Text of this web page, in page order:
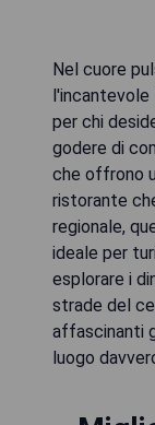
Nel cuore
per chi
godere di
che offrono
ristorante
regionale,
ideale per
esplorare i
strade del
affascinanti
luogo